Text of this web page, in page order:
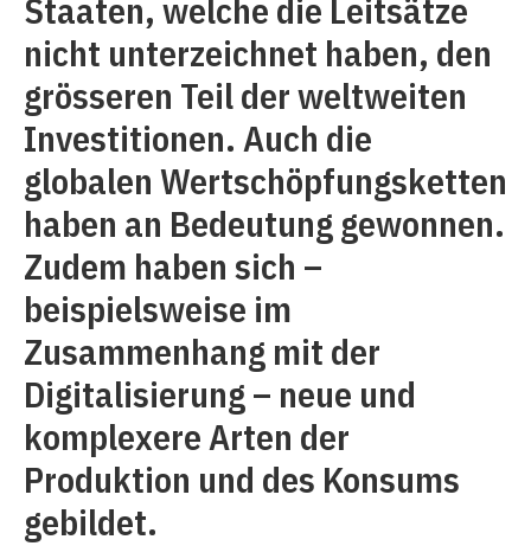
Staaten, welche die Leitsätze
nicht unterzeichnet haben, den
grösseren Teil der weltweiten
Investitionen. Auch die
globalen Wertschöpfungsketten
haben an Bedeutung gewonnen.
Zudem haben sich –
beispielsweise im
Zusammenhang mit der
Digitalisierung – neue und
komplexere Arten der
Produktion und des Konsums
gebildet.